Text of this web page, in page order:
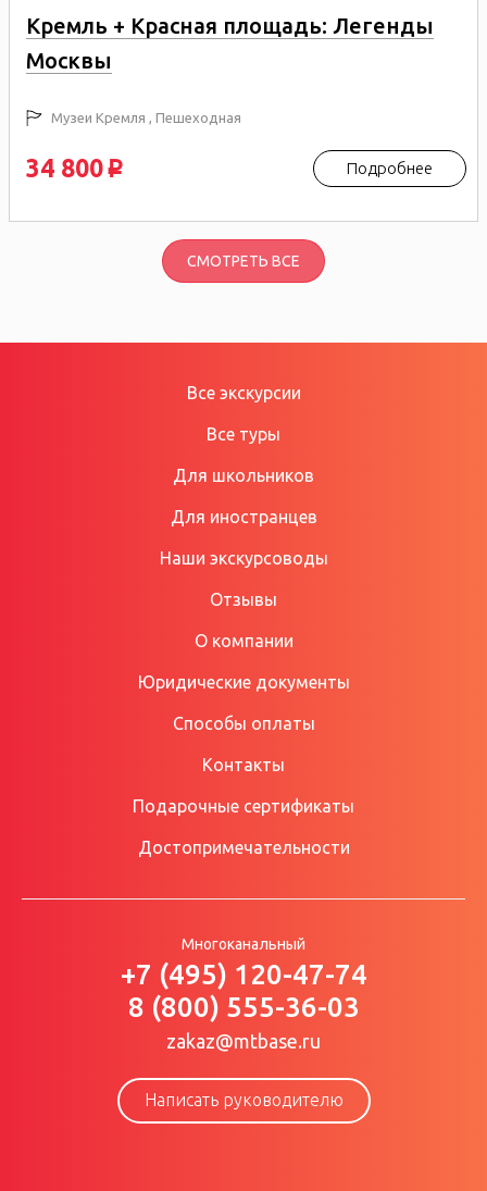
Кремль + Красная площадь: Легенды
Москвы
Музеи Кремля , Пешеходная
34 800 p Подробнее
СМОТРЕТЬ ВСЕ
Все экскурсии
Все туры
Для школьников
Для иностранцев
Наши экскурсоводы
Отзывы
О компании
Юридические документы
Способы оплаты
Контакты
Подарочные сертификаты
Достопримечательности
Многоканальный
+7 (495) 120-47-74
8 (800) 555-36-03
zakaz@mtbase.ru
Написать руководителю